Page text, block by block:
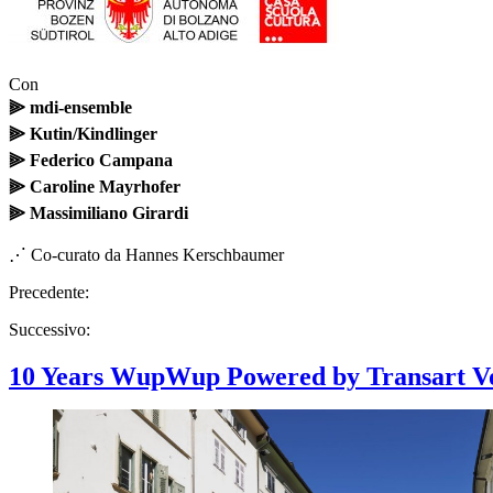
Con
⫸ mdi-ensemble
⫸ Kutin/Kindlinger
⫸ Federico Campana
⫸ Caroline Mayrhofer
⫸ Massimiliano Girardi
⋰ Co-curato da Hannes Kerschbaumer
Precedente:
Successivo:
10 Years WupWup Powered by Transart